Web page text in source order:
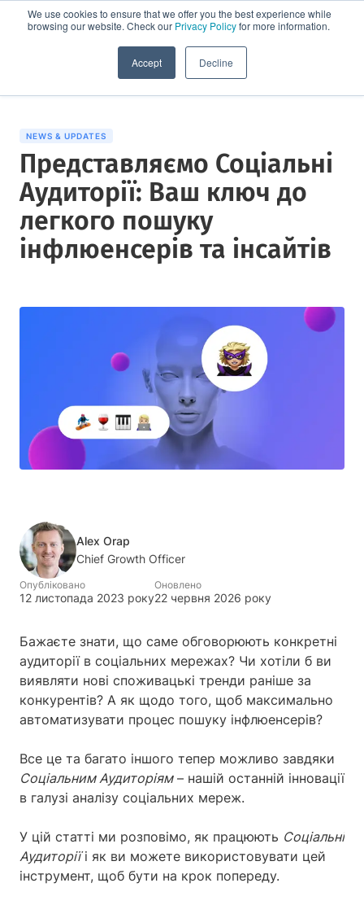
We use cookies to ensure that we offer you the best experience while
browsing our website. Check our Privacy Policyfor more information.
Accept Decline
Спробувати демо
NEWS & UPDATES
Представляємо Соціальні
Аудиторії: Ваш ключ до
легкого пошуку
інфлюенсерів та інсайтів
Alex Orap
Chief Growth Officer
Опубліковано
12 листопада 2023 року
Оновлено
22 червня 2026 року
Бажаєте знати, що саме обговорюють конкретні
аудиторії в соціальних мережах? Чи хотіли б ви
виявляти нові споживацькі тренди раніше за
конкурентів? А як щодо того, щоб максимально
автоматизувати процес пошуку інфлюенсерів?
Все це та багато іншого тепер можливо завдяки
Соціальним Аудиторіям– нашій останній інновації
в галузі аналізу соціальних мереж.
У цій статті ми розповімо, як працюють Соціальні
Аудиторіїі як ви можете використовувати цей
інструмент, щоб бути на крок попереду.